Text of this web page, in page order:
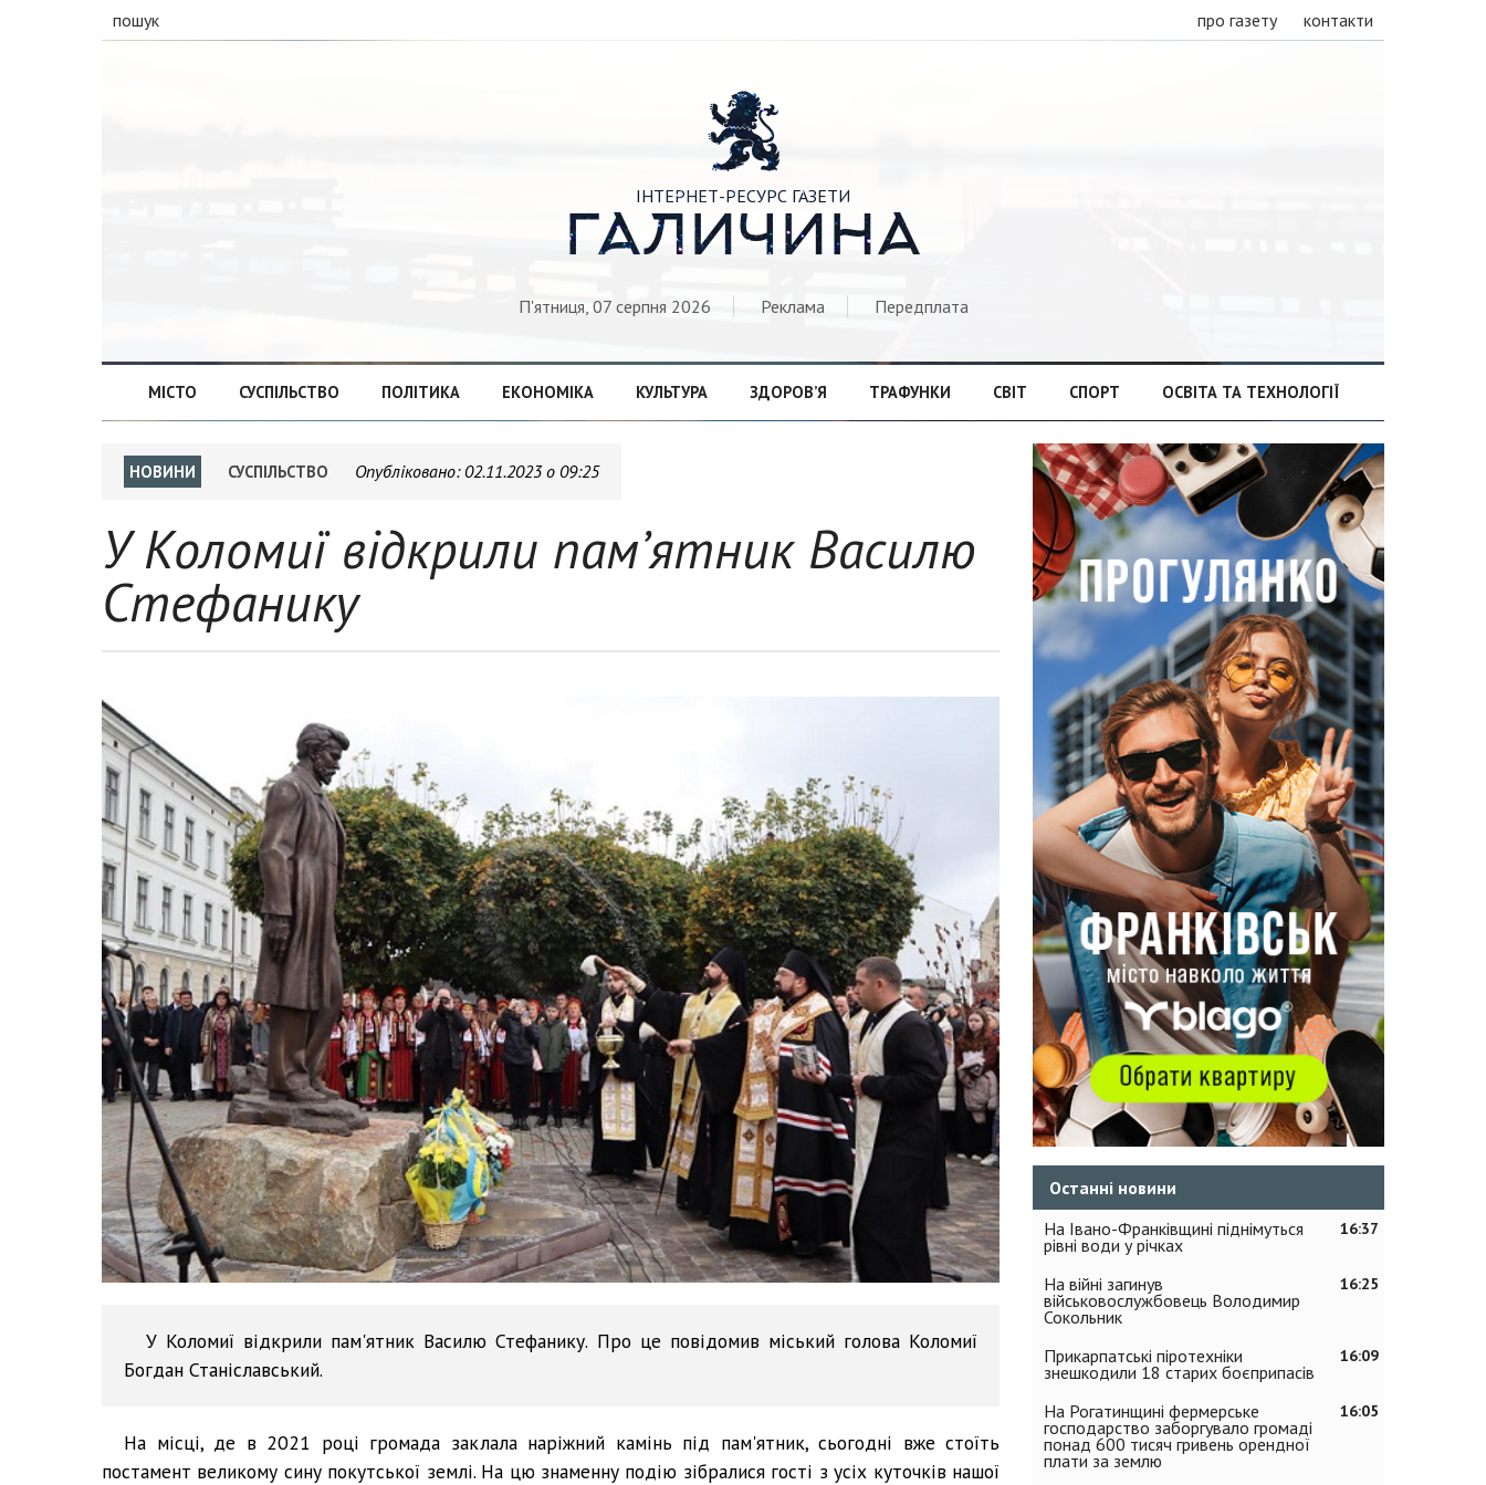
пошук про газету контакти

ІНТЕРНЕТ-РЕСУРС ГАЗЕТИ
ГАЛИЧИНА
П'ятниця, 07 серпня 2026 Реклама Передплата
МІСТО СУСПІЛЬСТВО ПОЛІТИКА ЕКОНОМІКА КУЛЬТУРА ЗДОРОВ’Я ТРАФУНКИ СВІТ СПОРТ ОСВІТА ТА ТЕХНОЛОГІЇ
НОВИНИ СУСПІЛЬСТВО Опубліковано: 02.11.2023 о 09:25
У Коломиї відкрили пам’ятник Василю
Стефанику
У Коломиї відкрили пам'ятник Василю Стефанику. Про це повідомив міський голова Коломиї
Богдан Станіславський.
На місці, де в 2021 році громада заклала наріжний камінь під пам'ятник, сьогодні вже стоїть
постамент великому сину покутської землі. На цю знаменну подію зібралися гості з усіх куточків нашої
Останні новини
16:37
На Івано-Франківщині піднімуться
рівні води у річках
16:25
На війні загинув
військовослужбовець Володимир
Сокольник
16:09
Прикарпатські піротехніки
знешкодили 18 старих боєприпасів
16:05
На Рогатинщині фермерське
господарство заборгувало громаді
понад 600 тисяч гривень орендної
плати за землю